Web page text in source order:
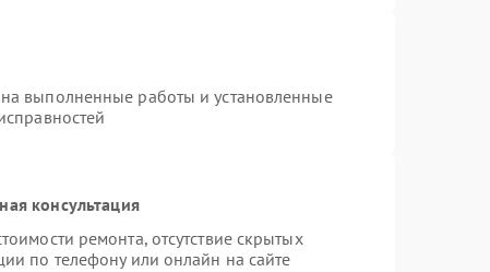
выполненные работы и установленные
консультация
ремонта, отсутствие скрытых
по телефону или онлайн на сайте